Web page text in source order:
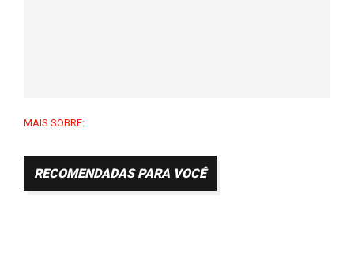
MAIS SOBRE:
RECOMENDADAS PARA VOCÊ